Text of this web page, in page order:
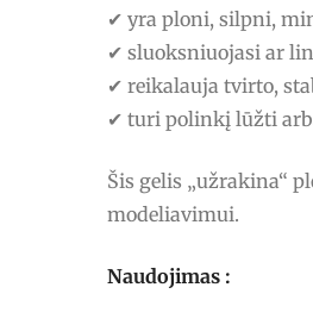
✔ yra ploni, silpni,
✔ sluoksniuojasi ar
✔ reikalauja tvirto,
✔ turi polinkį lūžti
Šis gelis „užrakina“
modeliavimui.
Naudojimas :